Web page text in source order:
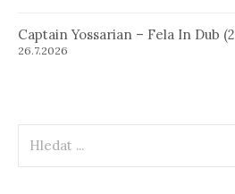
Captain Yossarian – Fela In Dub
26.7.2026